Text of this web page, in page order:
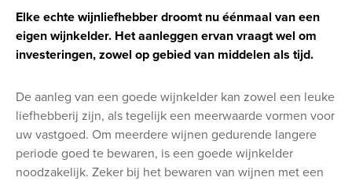
Elke echte wijnliefhebber droomt nu éénmaal van een
eigen wijnkelder. Het aanleggen ervan vraagt wel om
investeringen, zowel op gebied van middelen als tijd.
De aanleg van een goede wijnkelder kan zowel een leuke
liefhebberij zijn, als tegelijk een meerwaarde vormen voor
uw vastgoed. Om meerdere wijnen gedurende langere
periode goed te bewaren, is een goede wijnkelder
noodzakelijk. Zeker bij het bewaren van wijnen met een